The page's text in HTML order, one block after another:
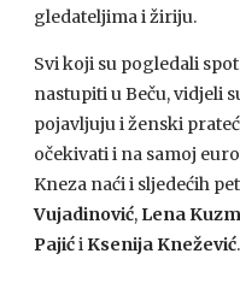
gledateljima i žiriju.
Svi koji su pogledali
nastupiti u Beču, vidjeli
pojavljuju i ženski
očekivati i na samoj
Kneza naći i sljedećih
Vujadinović, Lena
Pajići Ksenija Knežević.